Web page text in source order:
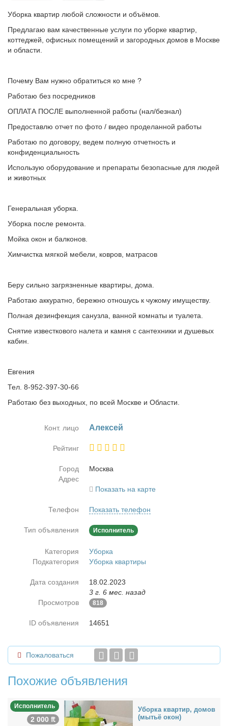
Уборка квартир любой сложности и объёмов.
Предлагаю вам качественные услуги по уборке квартир,
коттеджей, офисных помещений и загородных домов в Москве
и области.
Почему Вам нужно обратиться ко мне ?
Работаю без посредников
OПЛАТА ПОСЛЕ выполненной работы (нaл/безнaл)
Предоставлю отчет по фото / видео проделанной работы
Работаю по договору, ведем полную отчетность и
конфиденциальность
Использую оборудование и препараты безопасные для людей
и животных
Генеральная уборка.
Уборка после ремонта.
Мойка окон и балконов.
Химчисткa мягкoй мeбели, ковpoв, мaтрасов
Беру сильно загрязненные квартиры, дома.
Работаю аккуратно, бережно отношусь к чужому имуществу.
Полная дезинфекция санузла, ванной комнаты и туалета.
Снятие известкового налета и камня с сантехники и душевых
кабин.
Евгения
Тел. 8-952-397-30-66
Работаю без выходных, по всей Москве и Области.
Конт. лицо Алек­сей
Рейтинг
Город
Москва
Адрес
Показать на карте
Телефон Показать телефон
Тип объявления Исполнитель
Категория
Уборка
Подкатегория
Уборка квартиры
Дата создания
18.02.2023
3 г. 6 мес. назад
Просмотров
818
ID объявления 14651
Пожаловаться
Похожие объявления
Исполнитель
2 000 ₶
Убор­ка квар­тир, до­мов
(мы­тьё окон)